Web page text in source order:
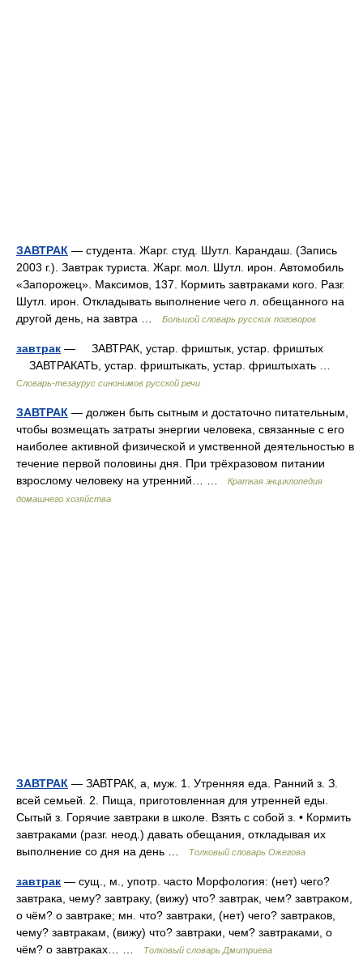
ЗАВТРАК — студента. Жарг. студ. Шутл. Карандаш. (Запись
2003 г.). Завтрак туриста. Жарг. мол. Шутл. ирон. Автомобиль
«Запорожец». Максимов, 137. Кормить завтраками кого. Разг.
Шутл. ирон. Откладывать выполнение чего л. обещанного на
другой день, на завтра …
Большой словарь русских поговорок
завтрак — ЗАВТРАК, устар. фриштык, устар. фриштых
ЗАВТРАКАТЬ, устар. фриштыкать, устар. фриштыхать …
Словарь-тезаурус синонимов русской речи
ЗАВТРАК — должен быть сытным и достаточно питательным,
чтобы возмещать затраты энергии человека, связанные с его
наиболее активной физической и умственной деятельностью в
течение первой половины дня. При трёхразовом питании
взрослому человеку на утренний… …
Краткая энциклопедия
домашнего хозяйства
ЗАВТРАК — ЗАВТРАК, а, муж. 1. Утренняя еда. Ранний з. З.
всей семьей. 2. Пища, приготовленная для утренней еды.
Сытый з. Горячие завтраки в школе. Взять с собой з. • Кормить
завтраками (разг. неод.) давать обещания, откладывая их
выполнение со дня на день …
Толковый словарь Ожегова
завтрак — сущ., м., употр. часто Морфология: (нет) чего?
завтрака, чему? завтраку, (вижу) что? завтрак, чем? завтраком,
о чём? о завтраке; мн. что? завтраки, (нет) чего? завтраков,
чему? завтракам, (вижу) что? завтраки, чем? завтраками, о
чём? о завтраках… …
Толковый словарь Дмитриева